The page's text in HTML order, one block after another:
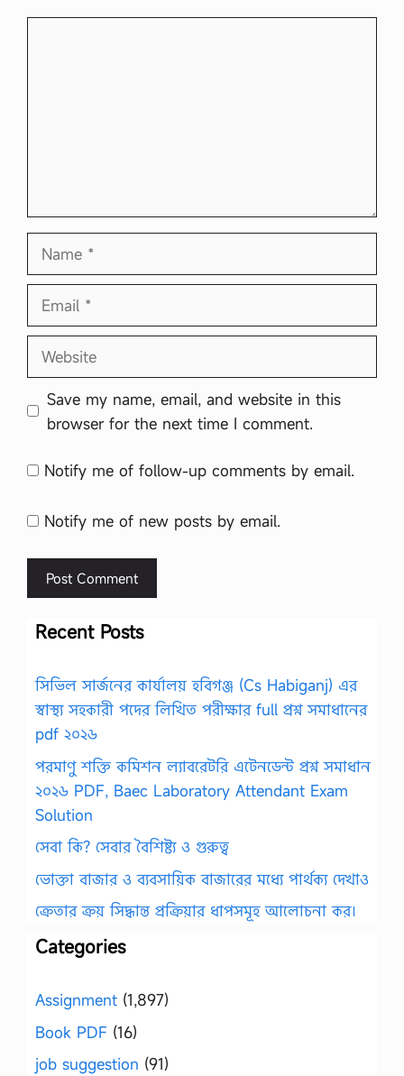
Name
Email
Website
Save my name, email, and website in this
browser for the next time I comment.
Notify me of follow-up comments by email.
Notify me of new posts by email.
Recent Posts
সিভিল সার্জনের কার্যালয় হবিগঞ্জ (Cs Habiganj) এর
স্বাস্থ্য সহকারী পদের লিখিত পরীক্ষার full প্রশ্ন সমাধানের
pdf ২০২৬
পরমাণু শক্তি কমিশন ল্যাবরেটরি এটেনডেন্ট প্রশ্ন সমাধান
২০২৬ PDF, Baec Laboratory Attendant Exam
Solution
সেবা কি? সেবার বৈশিষ্ট্য ও গুরুত্ব
ভোক্তা বাজার ও ব্যবসায়িক বাজারের মধ্যে পার্থক্য দেখাও
ক্রেতার ক্রয় সিদ্ধান্ত প্রক্রিয়ার ধাপসমূহ আলোচনা কর।
Categories
Assignment (1,897)
Book PDF (16)
job suggestion (91)